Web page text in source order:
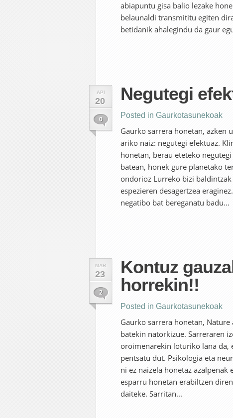
abiapuntu gisa balio lezake
belaunaldi transmititu egiten
betidanik ahalegindu da gaur
API
20
0
Negutegi
Posted in Gaurkotasunekoak
Gaurko sarrera honetan, azken
ariko naiz: negutegi efektuaz.
honetan, berau eteteko
batean, honek gure planetako
ondorioz Lurreko bizi
espezieren desagertzea
negatibo bat bereganatu badu...
MAR
23
2
Kontuz
horrekin!!
Posted in Gaurkotasunekoak
Gaurko sarrera honetan,
batekin natorkizue. Sarreraren
oroimenarekin loturiko lana da,
pentsatu dut. Psikologia eta
ni ez naizela honetaz
esparru honetan erabiltzen
daiteke. Sarritan...